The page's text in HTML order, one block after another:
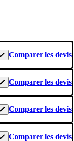
Comparer les devis
Comparer les devis
Comparer les devis
Comparer les devis